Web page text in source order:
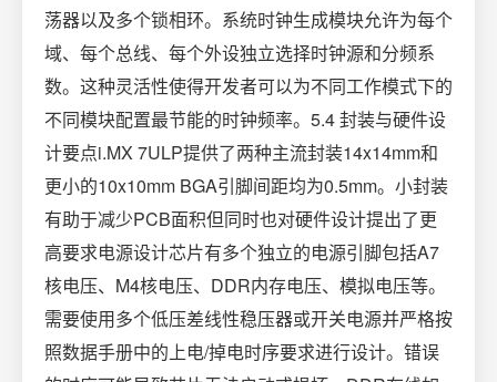
荡器以及多个锁相环。系统时钟生成模块允许为每个
域、每个总线、每个外设独立选择时钟源和分频系
数。这种灵活性使得开发者可以为不同工作模式下的
不同模块配置最节能的时钟频率。5.4 封装与硬件设
计要点i.MX 7ULP提供了两种主流封装14x14mm和
更小的10x10mm BGA引脚间距均为0.5mm。小封装
有助于减少PCB面积但同时也对硬件设计提出了更
高要求电源设计芯片有多个独立的电源引脚包括A7
核电压、M4核电压、DDR内存电压、模拟电压等。
需要使用多个低压差线性稳压器或开关电源并严格按
照数据手册中的上电/掉电时序要求进行设计。错误